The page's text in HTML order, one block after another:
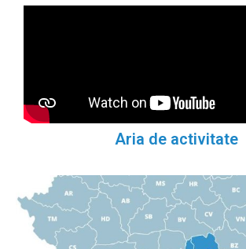
Aria de activitate